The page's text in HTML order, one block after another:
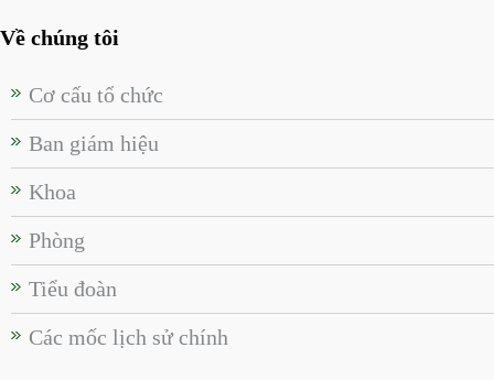
Về chúng tôi
Cơ cấu tổ chức
Ban giám hiệu
Khoa
Phòng
Tiểu đoàn
Các mốc lịch sử chính